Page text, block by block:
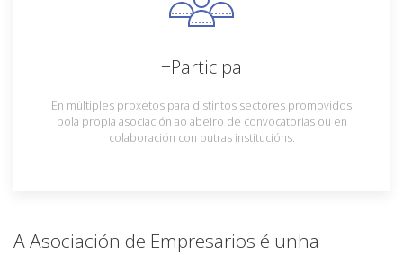
+Participa
En múltiples proxetos para distintos sectores promovidos
pola propia asociación ao abeiro de convocatorias ou en
colaboración con outras institucións.
A Asociación de Empresarios é unha